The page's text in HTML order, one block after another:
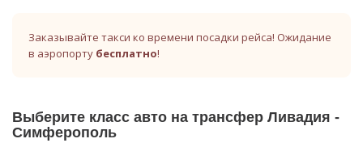
Заказывайте такси ко времени посадки рейса! Ожидание
в аэропорту бесплатно!
Выберите класс авто на трансфер Ливадия -
Симферополь